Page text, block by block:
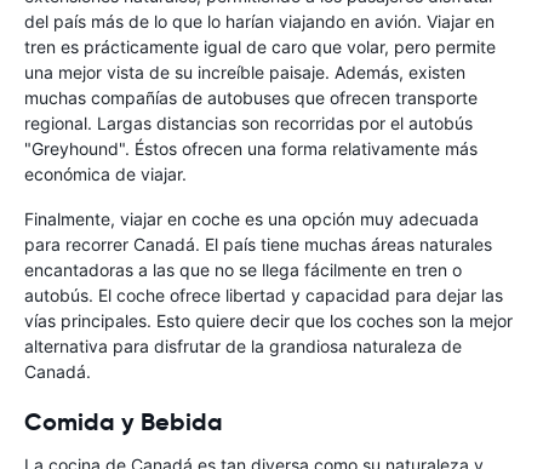
del país más de lo que lo harían viajando en avión. Viajar en
tren es prácticamente igual de caro que volar, pero permite
una mejor vista de su increíble paisaje. Además, existen
muchas compañías de autobuses que ofrecen transporte
regional. Largas distancias son recorridas por el autobús
"Greyhound". Éstos ofrecen una forma relativamente más
económica de viajar.
Finalmente, viajar en coche es una opción muy adecuada
para recorrer Canadá. El país tiene muchas áreas naturales
encantadoras a las que no se llega fácilmente en tren o
autobús. El coche ofrece libertad y capacidad para dejar las
vías principales. Esto quiere decir que los coches son la mejor
alternativa para disfrutar de la grandiosa naturaleza de
Canadá.
Comida y Bebida
La cocina de Canadá es tan diversa como su naturaleza y